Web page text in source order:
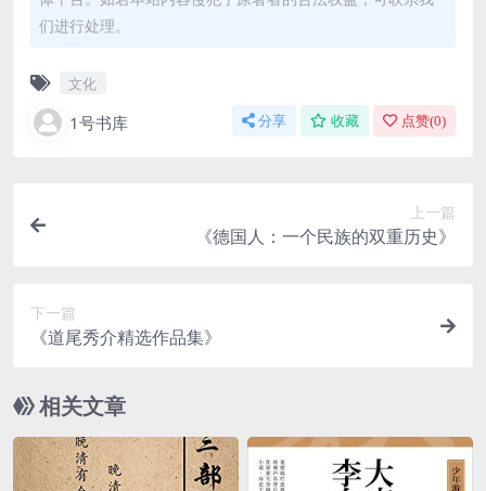
们进行处理。
文化
1号书库 分享 收藏 点赞(0)
上一篇
《德国人：一个民族的双重历史》
下一篇
《道尾秀介精选作品集》
相关文章